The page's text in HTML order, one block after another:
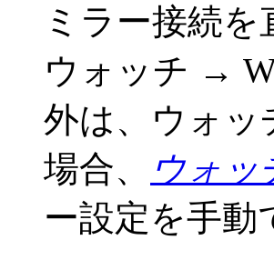
ミラー接続
ウォッチ →
外は、ウォッ
場合、
ウォッ
ー設定を手動